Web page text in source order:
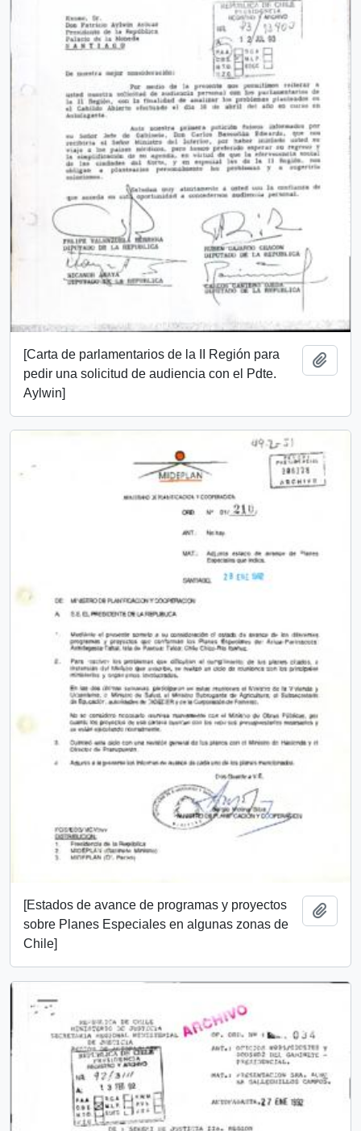
[Carta de parlamentarios de la II Región para
pedir una solicitud de audiencia con el Pdte.
Aylwin]
[Estados de avance de programas y proyectos
sobre Planes Especiales en algunas zonas de
Chile]